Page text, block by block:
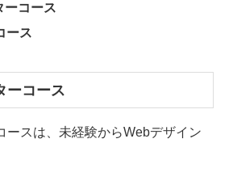
ーコース
ース
ーコース
ースは、未経験からWebデザイン